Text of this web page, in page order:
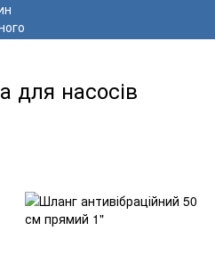
для насосів